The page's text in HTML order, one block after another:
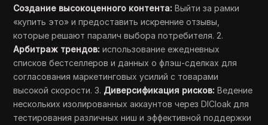
Создание высокоценного контента: Выйти за рамки
«купить это» и предоставить искренние отзывы,
которые решают паралич выбора потребителя. 2.
Арбитраж трендов: использование ежедневных
списков бестселлеров и данных о флэш-сделках для
согласования маркетинговых усилий с товарами
высокой скорости. 3. Диверсификация рисков: Ведение
нескольких изолированных аккаунтов через DICloak для
тестирования различных ниш и эффективной поддержки